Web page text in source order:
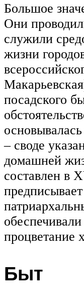
Большое
Они
служили
жизни
посадского
– своде
домашней
составлен в
процветание
Быт